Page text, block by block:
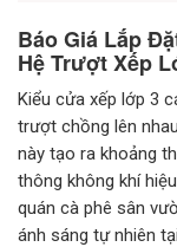
Báo Giá Lắp
Hệ Trượt Xếp
Kiểu cửa xếp lớp 3
trượt chồng lên
này tạo ra khoảng
thông không khí
quán cà phê sân
ánh sáng tự nhiên